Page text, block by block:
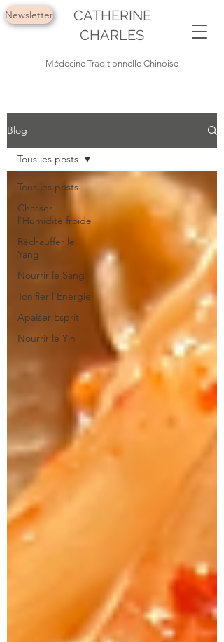
CATHERINE
CHARLES
Newsletter
Médecine Traditionnelle Chinoise
Blog
Tous les posts
Chasser
l'Humidité froide
Réchauffer le
Yang
Nourrir le Sang
Tonifier l'Énergie
Apaiser Esprit
Nourrir le Yin
Tous les posts